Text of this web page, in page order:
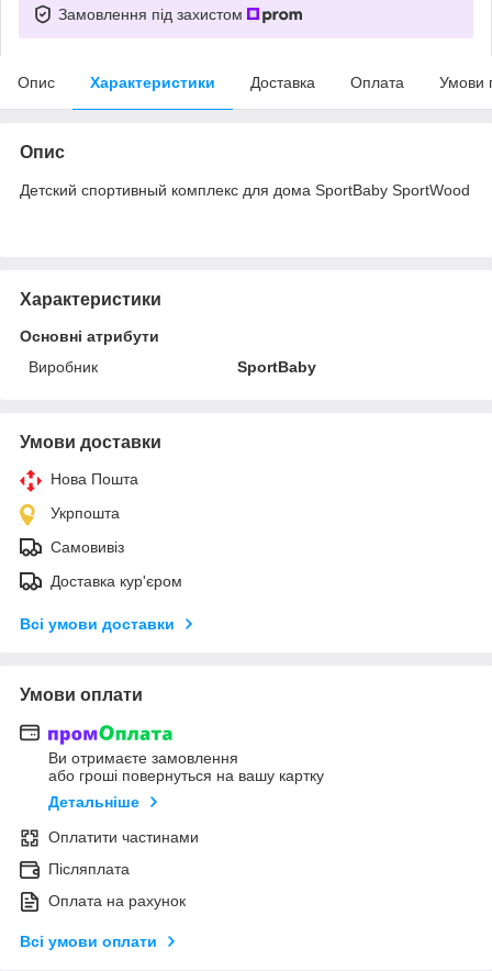
Замовлення під захистом
Опис Характеристики Доставка Оплата Умови
Опис
Детский спортивный комплекс для дома SportBaby SportWood
Характеристики
Основні атрибути
Виробник
SportBaby
Умови доставки
Нова Пошта
Укрпошта
Самовивіз
Доставка кур'єром
Всі умови доставки
Умови оплати
Ви отримаєте замовлення
або гроші повернуться на вашу картку
Детальніше
Оплатити частинами
Післяплата
Оплата на рахунок
Всі умови оплати